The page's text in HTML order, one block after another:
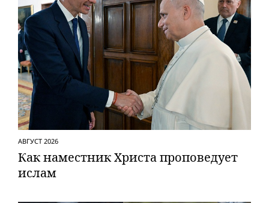
АВГУСТ 2026
Как наместник Христа проповедует
ислам